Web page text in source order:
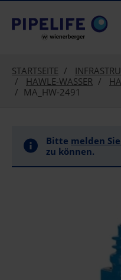
text.skipToContent
text.skipToNavigation
STARTSEITE
HAWLE-WASSER
MA_HW-2491
Bitte melden
zu können.